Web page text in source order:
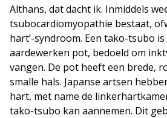
Althans, dat dacht ik. Inmiddels
tsubocardiomyopathie bestaat,
hart’-syndroom. Een tako-tsubo is
aardewerken pot, bedoeld om
vangen. De pot heeft een brede,
smalle hals. Japanse artsen
hart, met name de
tako-tsubo kan aannemen. Dit